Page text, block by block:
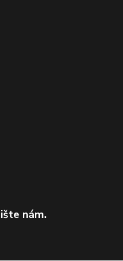
nám.